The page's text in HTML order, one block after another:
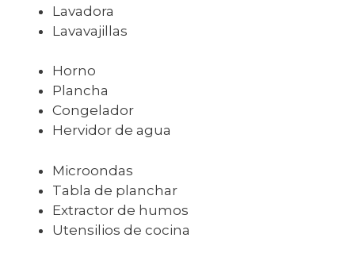
Lavadora
Lavavajillas
Horno
Plancha
Congelador
Hervidor de agua
Microondas
Tabla de planchar
Extractor de humos
Utensilios de cocina